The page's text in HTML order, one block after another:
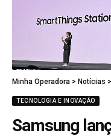
Minha Operadora > Notícias >
TECNOLOGIA E INOVAÇÃO
Samsung